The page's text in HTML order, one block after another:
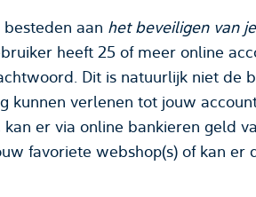
aan het beveiligen van
heeft 25 of meer online
Dit is natuurlijk niet de
kunnen verlenen tot jouw
er via online bankieren geld
favoriete webshop(s) of kan er